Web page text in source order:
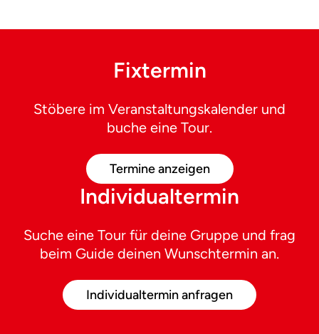
Fixtermin
Stöbere im Veranstaltungskalender und
buche eine Tour.
Termine anzeigen
Individualtermin
Suche eine Tour für deine Gruppe und frag
beim Guide deinen Wunschtermin an.
Individualtermin anfragen